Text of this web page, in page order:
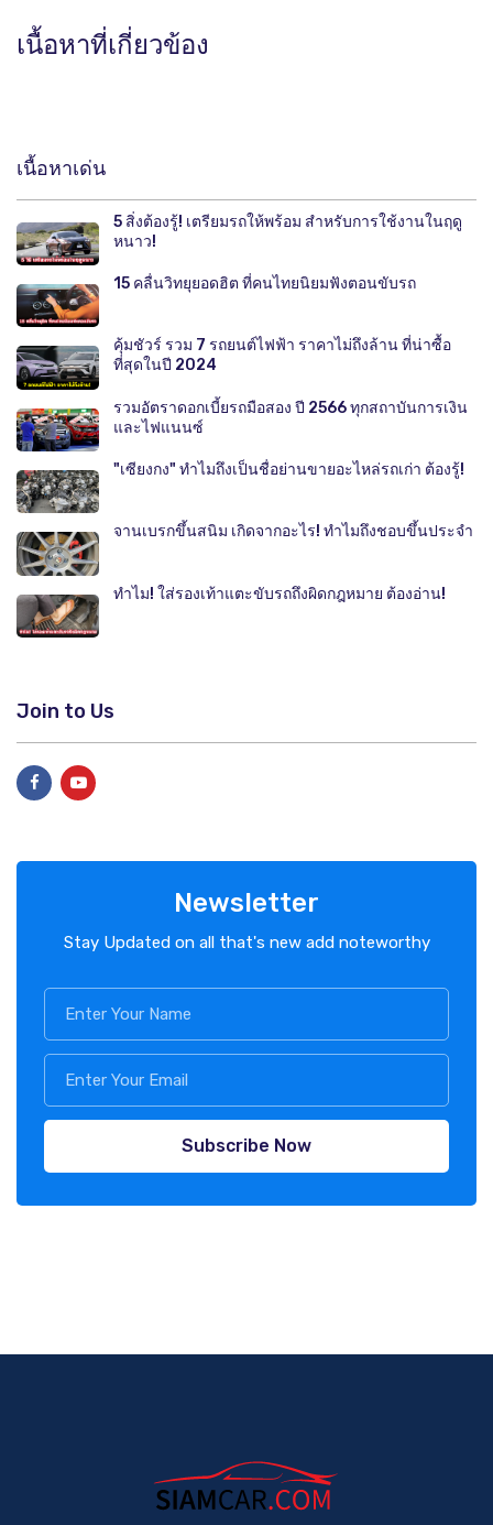
เนื้อหาที่เกี่ยวข้อง
เนื้อหาเด่น
5 สิ่งต้องรู้! เตรียมรถให้พร้อม สำหรับการใช้งานในฤดู
หนาว!
15 คลื่นวิทยุยอดฮิต ที่คนไทยนิยมฟังตอนขับรถ
คุ้มชัวร์ รวม 7 รถยนต์ไฟฟ้า ราคาไม่ถึงล้าน ที่น่าซื้อ
ที่สุดในปี 2024
รวมอัตราดอกเบี้ยรถมือสอง ปี 2566 ทุกสถาบันการเงิน
และไฟแนนซ์
"เซียงกง" ทำไมถึงเป็นชื่อย่านขายอะไหล่รถเก่า ต้องรู้!
จานเบรกขึ้นสนิม เกิดจากอะไร! ทำไมถึงชอบขึ้นประจำ
ทำไม! ใส่รองเท้าแตะขับรถถึงผิดกฎหมาย ต้องอ่าน!
Join to Us
Newsletter
Stay Updated on all that's new add noteworthy
Subscribe Now